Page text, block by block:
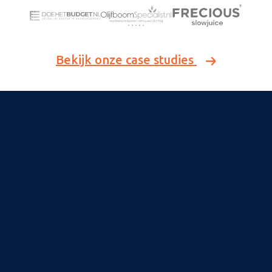
Bekijk onze case studies